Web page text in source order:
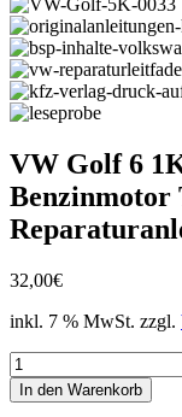
VW Golf 6
Benzinmotor
32,00€
inkl. 7 % MwSt. zzgl.
VW
Golf
6
In den Warenkorb